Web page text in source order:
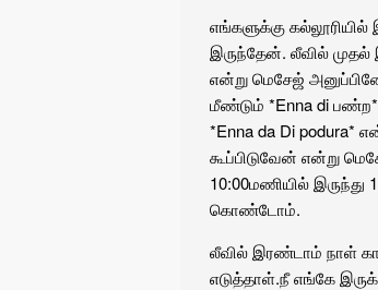
எங்களுக்கு
இருந்தேன். லீவில் முதல்
என்று மெசேஜ்
மீண்டும் *Enna di
*Enna da Di podura*
கூப்பிடுவேன் என்று
10:00மணியில்
கொண்டோம்.
லீவில் இரண்டாம் நாள்
எடுத்தாள்.நீ எங்கே